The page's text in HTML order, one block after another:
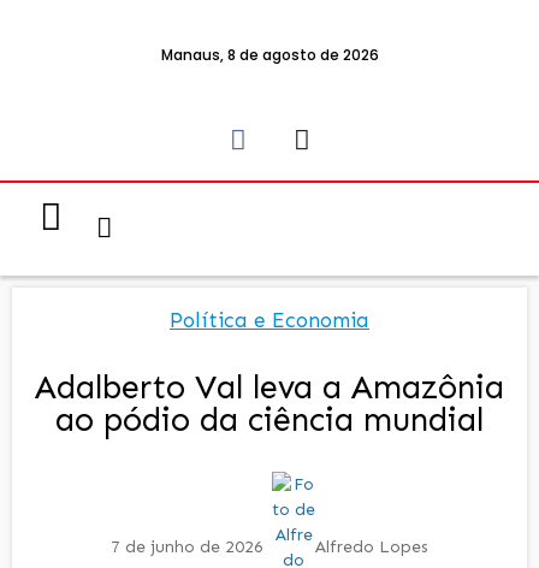
Manaus, 8 de agosto de 2026
Política e Economia
Adalberto Val leva a Amazônia
ao pódio da ciência mundial
7 de junho de 2026 Alfredo Lopes